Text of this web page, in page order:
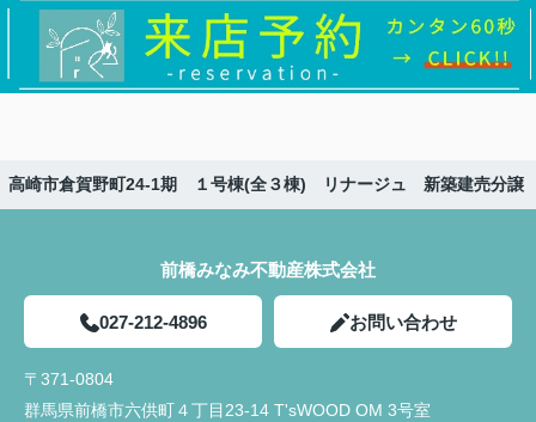
高崎市倉賀野町24-1期 １号棟(全３棟) リナージュ 新築建売分譲
前橋みなみ不動産株式会社
027-212-4896 お問い合わせ
〒371-0804
群馬県前橋市六供町４丁目23‐14 T'sWOOD OM 3号室